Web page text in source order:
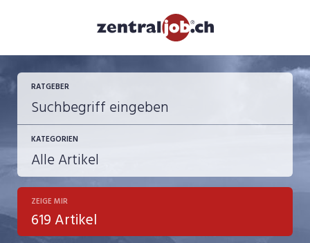
RATGEBER
KATEGORIEN
Berufsbilder
Bewerbung
ZEIGE MIR
619 Artikel